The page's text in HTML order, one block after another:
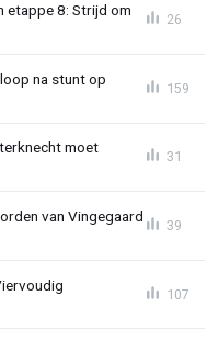
etappe 8: Strijd om
26
na stunt op
159
moet
31
van Vingegaard
39
107